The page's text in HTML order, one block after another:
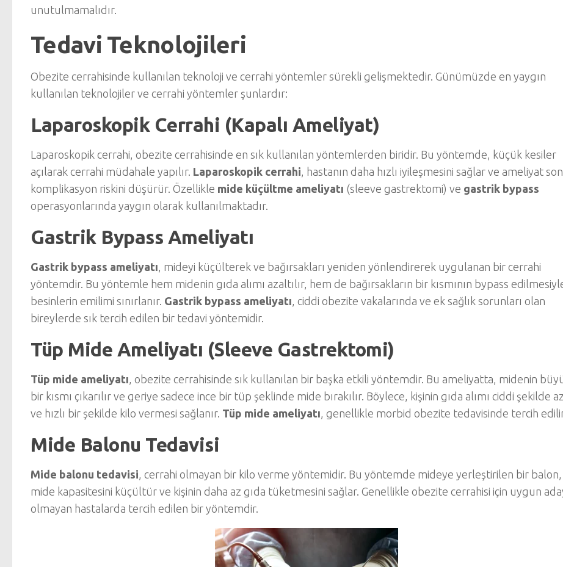
unutulmamalıdır.
Tedavi Teknolojileri
Obezite cerrahisinde kullanılan teknoloji ve cerrahi yöntemler sürekli gelişmektedir. Günümüzde en yaygın
kullanılan teknolojiler ve cerrahi yöntemler şunlardır:
Laparoskopik Cerrahi (Kapalı Ameliyat)
Laparoskopik cerrahi, obezite cerrahisinde en sık kullanılan yöntemlerden biridir. Bu yöntemde, küçük kesiler
açılarak cerrahi müdahale yapılır. Laparoskopik cerrahi, hastanın daha hızlı iyileşmesini sağlar ve ameliyat
komplikasyon riskini düşürür. Özellikle mide küçültme ameliyatı (sleeve gastrektomi) ve gastrik bypass
operasyonlarında yaygın olarak kullanılmaktadır.
Gastrik Bypass Ameliyatı
Gastrik bypass ameliyatı, mideyi küçülterek ve bağırsakları yeniden yönlendirerek uygulanan bir cerrahi
yöntemdir. Bu yöntemle hem midenin gıda alımı azaltılır, hem de bağırsakların bir kısmının bypass
besinlerin emilimi sınırlanır. Gastrik bypass ameliyatı, ciddi obezite vakalarında ve ek sağlık sorunları olan
bireylerde sık tercih edilen bir tedavi yöntemidir.
Tüp Mide Ameliyatı (Sleeve Gastrektomi)
Tüp mide ameliyatı, obezite cerrahisinde sık kullanılan bir başka etkili yöntemdir. Bu ameliyatta, midenin
bir kısmı çıkarılır ve geriye sadece ince bir tüp şeklinde mide bırakılır. Böylece, kişinin gıda alımı ciddi şekilde
ve hızlı bir şekilde kilo vermesi sağlanır. Tüp mide ameliyatı, genellikle morbid obezite tedavisinde tercih
Mide Balonu Tedavisi
Mide balonu tedavisi, cerrahi olmayan bir kilo verme yöntemidir. Bu yöntemde mideye yerleştirilen bir balon,
mide kapasitesini küçültür ve kişinin daha az gıda tüketmesini sağlar. Genellikle obezite cerrahisi için uygun
olmayan hastalarda tercih edilen bir yöntemdir.